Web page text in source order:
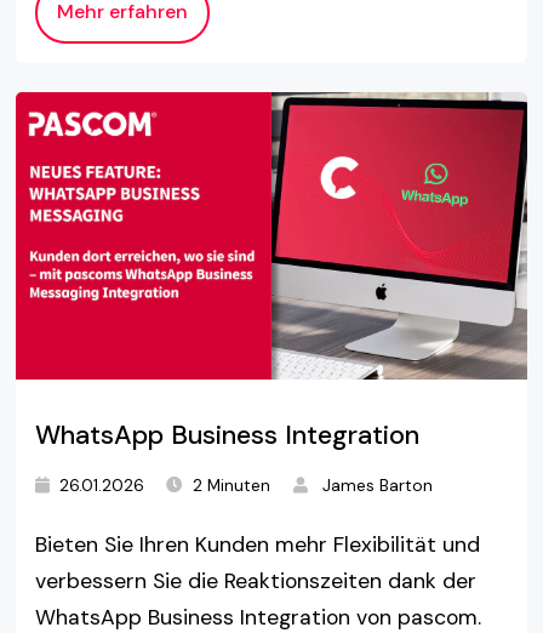
Mehr erfahren
WhatsApp Business Integration
26.01.2026 2 Minuten James Barton
Bieten Sie Ihren Kunden mehr Flexibilität und
verbessern Sie die Reaktionszeiten dank der
WhatsApp Business Integration von pascom.